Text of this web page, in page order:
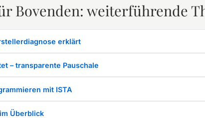
Bovenden: weiterführende
erklärt
– transparente Pauschale
mit ISTA
Überblick